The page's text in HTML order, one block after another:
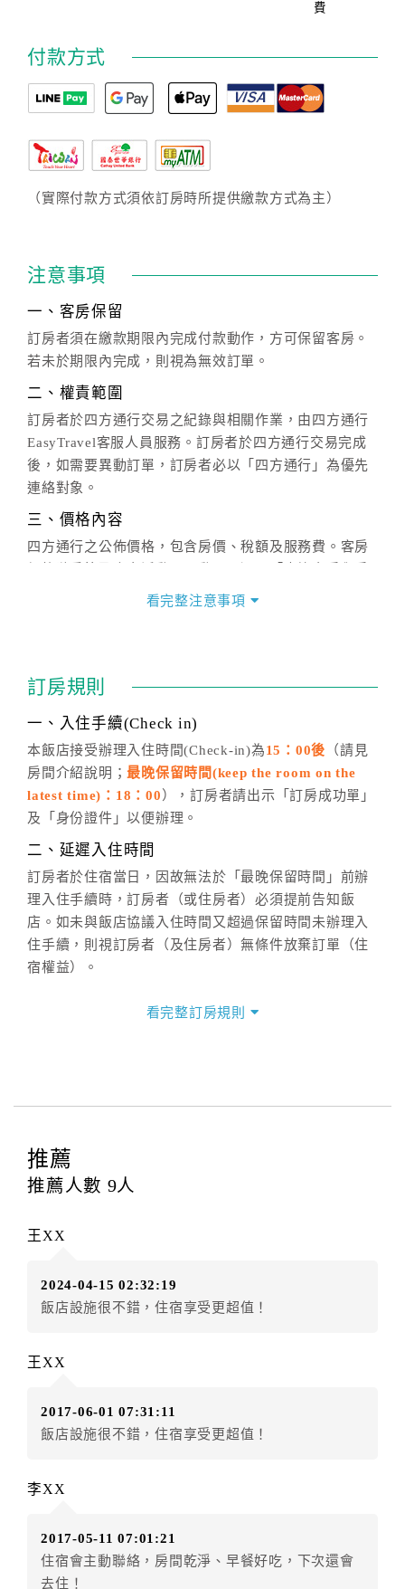
費
付款方式
（實際付款方式須依訂房時所提供繳款方式為主）
注意事項
一、客房保留
訂房者須在繳款期限內完成付款動作，方可保留客房。
若未於期限內完成，則視為無效訂單。
二、權責範圍
訂房者於四方通行交易之紀錄與相關作業，由四方通行
EasyTravel客服人員服務。訂房者於四方通行交易完成
後，如需要異動訂單，訂房者必以「四方通行」為優先
連絡對象。
三、價格內容
四方通行之公佈價格，包含房價、稅額及服務費。客房
價」之當日價格為標準。
話方式異動訂單。
※非客服時間之申辦異動，皆為次日計算及辦理。
五、客服時間
週一至週日，上午9:00～晚上6:00
六、聯絡方式
(07)9682715 。
看完整注意事項
訂房規則
一、入住手續(Check in)
本飯店接受辦理入住時間(Check-in)為15：00後 （請見
房間介紹說明；最晚保留時間(keep the room on the
latest time)：18：00 ），訂房者請出示「訂房成功單」
及「身份證件」以便辦理。
二、延遲入住時間
訂房者於住宿當日，因故無法於「最晚保留時間」前辦
理入住手續時，訂房者（或住房者）必須提前告知飯
店。如未與飯店協議入住時間又超過保留時間未辦理入
住手續，則視訂房者（及住房者）無條件放棄訂單（住
宿權益）。
四、訂單異動
提出申辦不得異動訂單。
每筆訂單異動限定
辦理取消退款。
房者應補足差額。（限原訂飯店）
房者不得要求退其差額。（限原訂飯店）
額3個月
．訂房者使用「保留住宿金額」時，請注意！為避免飯
店客滿，敬請及早計畫，如逾時未提出申辦，視同無條
．每筆訂單異動限定乙次，限原訂飯店，異動完成後不
訂房者應補足差額。 限原訂飯店
．訂單異動後，訂單費用總計小於原訂單費用總計時，
看完整訂房規則
推薦
推薦人數 9人
王XX
2024-04-15 02:32:19
飯店設施很不錯，住宿享受更超值！
王XX
2017-06-01 07:31:11
飯店設施很不錯，住宿享受更超值！
李XX
2017-05-11 07:01:21
住宿會主動聯絡，房間乾淨、早餐好吃，下次還會
去住！